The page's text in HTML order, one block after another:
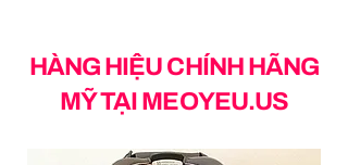
HÀNG HIỆU CHÍNH HÃNG
MỸ TẠI MEOYEU.US